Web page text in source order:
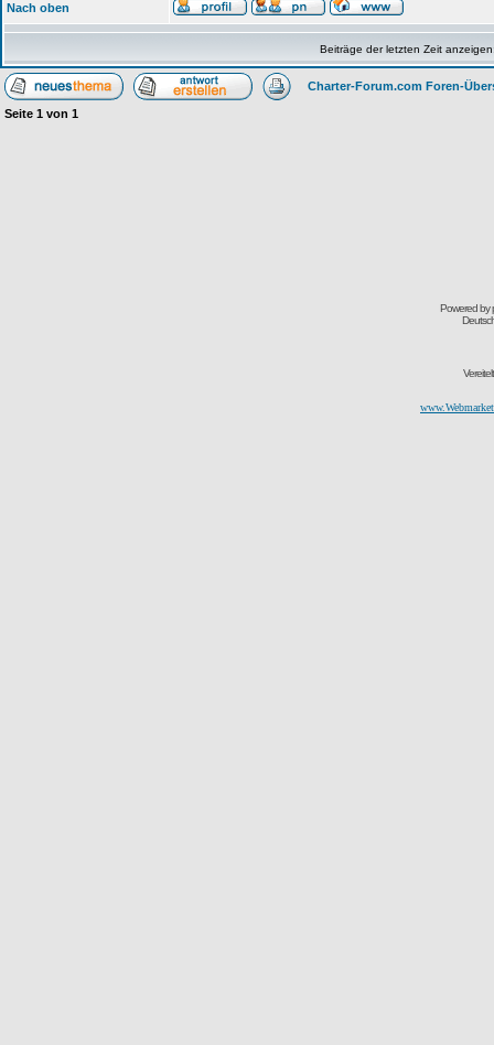
Nach oben
Beiträge der letzten Zeit
Charter-Forum.com Foren-
Seite 1 von 1
Powered by